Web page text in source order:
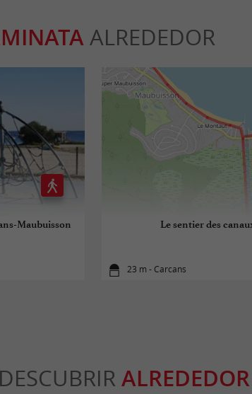
ALREDEDOR
Maubuisson Le sentier des
23 m - Carcans
ALREDEDOR